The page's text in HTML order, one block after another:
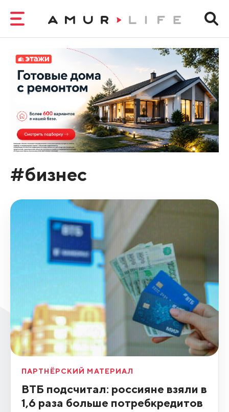
#бизнес
ПАРТНЁРСКИЙ МАТЕРИАЛ
ВТБ подсчитал: россияне взяли в
1,6 раза больше потребкредитов